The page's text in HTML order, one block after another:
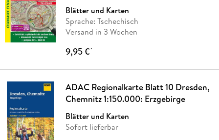
Blätter und Karten
Sprache: Tschechisch
Versand in 3 Wochen
9,95 €*
ADAC Regionalkarte Blatt 10 Dresden,
Chemnitz 1:150.000: Erzgebirge
Blätter und Karten
Sofort lieferbar